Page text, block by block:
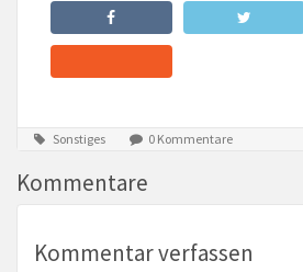
Sonstiges 0 Kommentare
Kommentare
Kommentar verfassen